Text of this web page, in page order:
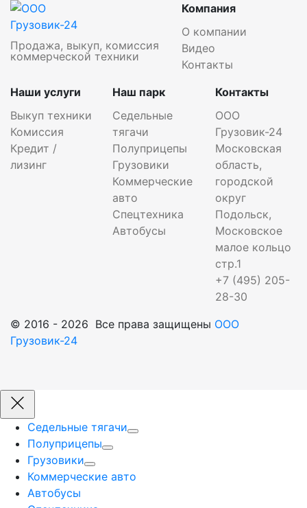
Продажа, выкуп, комиссия
коммерческой техники
Компания
О компании
Видео
Контакты
Наши услуги
Выкуп техники
Комиссия
Кредит /
лизинг
Наш парк
Седельные
тягачи
Полуприцепы
Грузовики
Коммерческие
авто
Спецтехника
Автобусы
Контакты
ООО
Грузовик-24
Московская
область,
городской
округ
Подольск,
Московское
малое кольцо
стр.1
+7 (495) 205-
28-30
© 2016 - 2026 Все права защищены ООО
Грузовик-24
Седельные тягачи
Полуприцепы
Грузовики
Коммерческие авто
Автобусы